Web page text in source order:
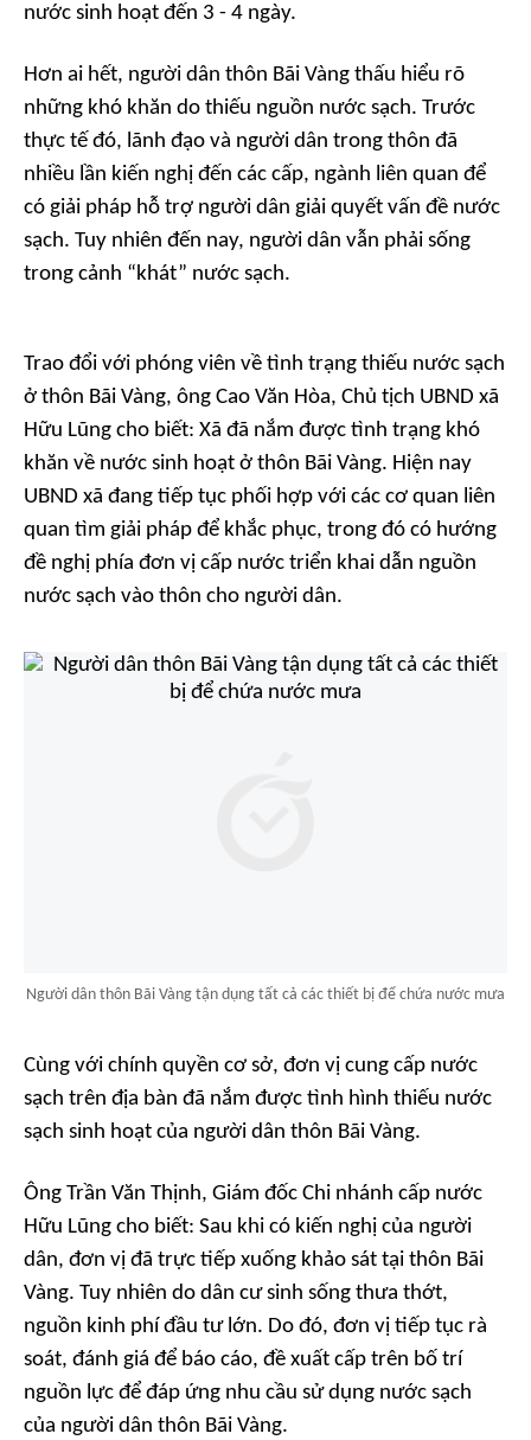
nước sinh hoạt đến 3 - 4 ngày.
Hơn ai hết, người dân thôn Bãi Vàng thấu hiểu rõ
những khó khăn do thiếu nguồn nước sạch. Trước
thực tế đó, lãnh đạo và người dân trong thôn đã
nhiều lần kiến nghị đến các cấp, ngành liên quan để
có giải pháp hỗ trợ người dân giải quyết vấn đề nước
sạch. Tuy nhiên đến nay, người dân vẫn phải sống
trong cảnh “khát” nước sạch.
Trao đổi với phóng viên về tình trạng thiếu nước sạch
ở thôn Bãi Vàng, ông Cao Văn Hòa, Chủ tịch UBND xã
Hữu Lũng cho biết: Xã đã nắm được tình trạng khó
khăn về nước sinh hoạt ở thôn Bãi Vàng. Hiện nay
UBND xã đang tiếp tục phối hợp với các cơ quan liên
quan tìm giải pháp để khắc phục, trong đó có hướng
đề nghị phía đơn vị cấp nước triển khai dẫn nguồn
nước sạch vào thôn cho người dân.
Người dân thôn Bãi Vàng tận dụng tất cả các thiết bị để chứa nước mưa
Cùng với chính quyền cơ sở, đơn vị cung cấp nước
sạch trên địa bàn đã nắm được tình hình thiếu nước
sạch sinh hoạt của người dân thôn Bãi Vàng.
Ông Trần Văn Thịnh, Giám đốc Chi nhánh cấp nước
Hữu Lũng cho biết: Sau khi có kiến nghị của người
dân, đơn vị đã trực tiếp xuống khảo sát tại thôn Bãi
Vàng. Tuy nhiên do dân cư sinh sống thưa thớt,
nguồn kinh phí đầu tư lớn. Do đó, đơn vị tiếp tục rà
soát, đánh giá để báo cáo, đề xuất cấp trên bố trí
nguồn lực để đáp ứng nhu cầu sử dụng nước sạch
của người dân thôn Bãi Vàng.